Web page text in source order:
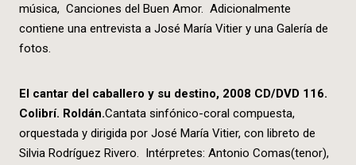
música, Canciones del Buen Amor. Adicionalmente
contiene una entrevista a José María Vitier y una Galería de
fotos.
El cantar del caballero y su destino, 2008 CD/DVD 116.
Colibrí. Roldán.Cantata sinfónico-coral compuesta,
orquestada y dirigida por José María Vitier, con libreto de
Silvia Rodríguez Rivero. Intérpretes: Antonio Comas(tenor),